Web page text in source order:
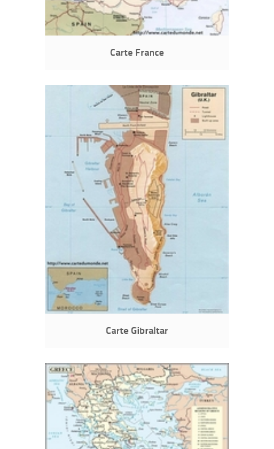
Carte France
Carte Gibraltar